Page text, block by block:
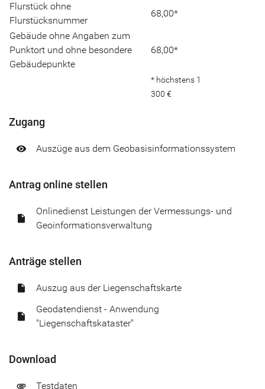
Flurstück ohne
Flurstücksnummer
68,00*
Gebäude ohne Angaben zum
Punktort und ohne besondere
Gebäudepunkte
68,00*
* höchstens 1
300 €
Zugang
visibility Auszüge aus dem Geobasisinformationssystem
Antrag online stellen
insert_drive_file
Onlinedienst Leistungen der Vermessungs- und
Geoinformationsverwaltung
Anträge stellen
insert_drive_file Auszug aus der Liegenschaftskarte
insert_drive_file
Geodatendienst - Anwendung
"Liegenschaftskataster"
Download
attachment Testdaten